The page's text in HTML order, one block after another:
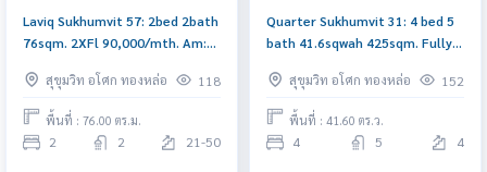
Laviq Sukhumvit 57: 2bed 2bath
76sqm. 2XFl 90,000/mth. Am:
สุขุมวิท อโศก ทองหล่อ
118
พื้นที่ : 76.00 ตร.ม.
2 2 21-50
Quarter Sukhumvit 31: 4 bed 5
bath 41.6sqwah 425sqm. Fully
Sell: 79,000,000 Am:
0656199198
สุขุมวิท อโศก ทองหล่อ 152
พื้นที่ : 41.60 ตร.ว.
4 5 4